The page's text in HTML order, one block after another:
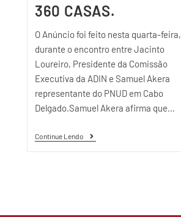
360 CASAS.
O Anúncio foi feito nesta quarta-feira,
durante o encontro entre Jacinto
Loureiro, Presidente da Comissão
Executiva da ADIN e Samuel Akera
representante do PNUD em Cabo
Delgado.Samuel Akera afirma que…
Continue Lendo